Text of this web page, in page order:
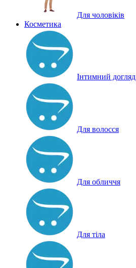
Для чоловіків
Косметика
Інтимний догляд
Для волосся
Для обличчя
Для тіла